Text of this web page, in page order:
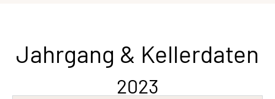
Jahrgang & Kellerdaten
2023